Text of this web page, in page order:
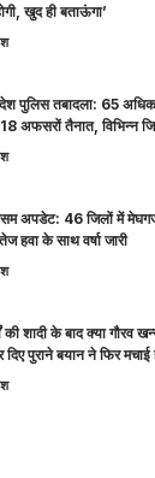
खुद ही बताऊंगा’
पुलिस तबादला: 65
18 अफसरों तैनात, विभिन्न
अपडेट: 46 जिलों में
हवा के साथ वर्षा जारी
की शादी के बाद क्या गौरव
दिए पुराने बयान ने फिर